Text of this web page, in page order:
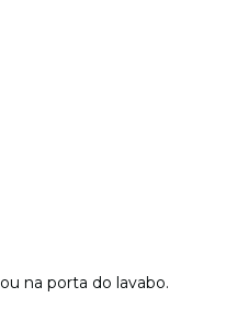
na porta do lavabo.